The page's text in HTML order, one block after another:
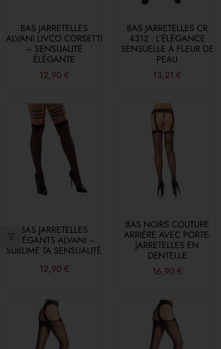
BAS JARRETELLES
ALVANI LIVCO CORSETTI
– SENSUALITÉ
ÉLÉGANTE
12,90 €
BAS JARRETELLES CR
4312 : L’ÉLÉGANCE
SENSUELLE À FLEUR DE
PEAU
13,21 €
BAS JARRETELLES
ÉLÉGANTS ALVANI –
SUBLIME TA SENSUALITÉ
12,90 €
BAS NOIRS COUTURE
ARRIÈRE AVEC PORTE-
JARRETELLES EN
DENTELLE
16,90 €